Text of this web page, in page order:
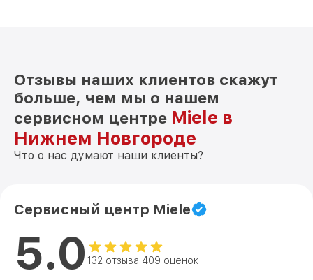
Отзывы наших клиентов скажут
больше, чем мы о нашем
сервисном центре Miele в
Нижнем Новгороде
Что о нас думают наши клиенты?
Сервисный центр Miele
5.0 132 отзыва 409 оценок